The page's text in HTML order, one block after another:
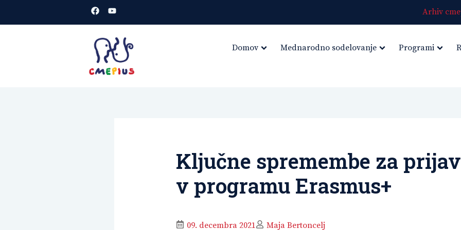
Arhiv
Domov Mednarodno sodelovanje Programi
Ključne spremembe za
v programu Erasmus+
09. decembra 2021 Maja Bertoncelj